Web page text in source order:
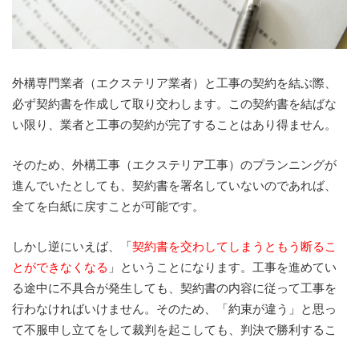
外構専門業者（エクステリア業者）と工事の契約を結ぶ際、
必ず契約書を作成して取り交わします。この契約書を結ばな
い限り、業者と工事の契約が完了することはあり得ません。
そのため、外構工事（エクステリア工事）のプランニングが
進んでいたとしても、契約書を署名していないのであれば、
全てを白紙に戻すことが可能です。
しかし逆にいえば、「契約書を交わしてしまうともう断るこ
とができなくなる 」ということになります。工事を進めてい
る途中に不具合が発生しても、契約書の内容に従って工事を
行わなければいけません。そのため、「約束が違う」と思っ
て不服申し立てをして裁判を起こしても、判決で勝利するこ